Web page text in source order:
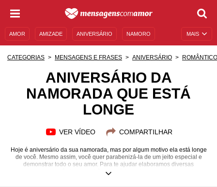
MAIS
AMOR AMIZADE ANIVERSÁRIO NAMORO
MENSAGENS E FRASES MENSAGENS DE ANIVERSÁRIO
FAMOSOS BÍBLIA
CATEGORIAS MENSAGENS E FRASES ANIVERSÁRIO ROMÂNTICO
ANIVERSÁRIO DA
NAMORADA QUE ESTÁ
LONGE
VER VÍDEO COMPARTILHAR
Hoje é aniversário da sua namorada, mas por algum motivo ela está longe
de você. Mesmo assim, você quer parabenizá-la de um jeito especial e
demonstrar todo o seu amor. Para te ajudar elaboramos diversas
mensagens românticas que irão alegrá-la onde quer que ela esteja.